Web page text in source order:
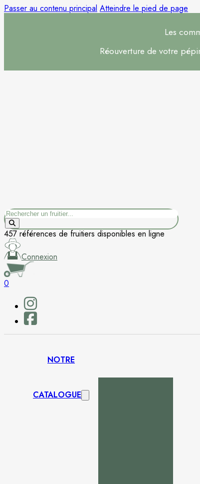
Passer au contenu principal Atteindre le pied de page
Les
Réouverture de votre
Rechercher
457 références de fruitiers disponibles en ligne
Connexion
0
NOTRE
CATALOGUE